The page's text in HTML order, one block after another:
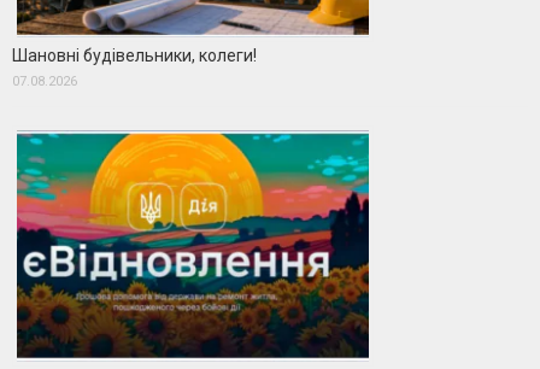
Шановні будівельники, колеги!
07.08.2026